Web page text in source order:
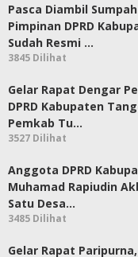
Pasca Diambil
Pimpinan DPRD
Sudah Resmi …
3845 Dilihat
Gelar Rapat Dengar
DPRD Kabupaten
Pemkab Tu…
3527 Dilihat
Anggota DPRD
Muhamad Rapiudin
Satu Desa…
3485 Dilihat
Gelar Rapat